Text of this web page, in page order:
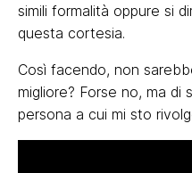
simili formalità oppure si
questa cortesia.
Così facendo, non
migliore? Forse no, ma di
persona a cui mi sto